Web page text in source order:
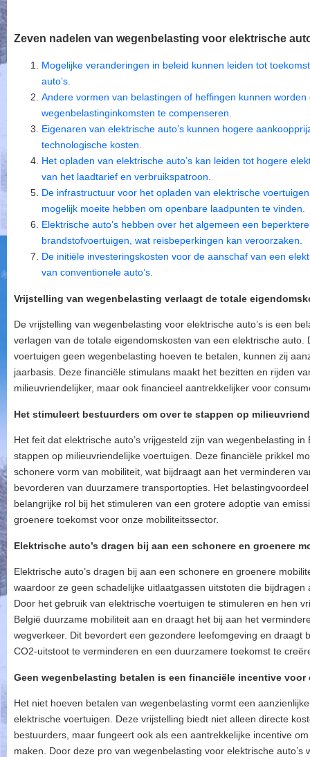
Zeven nadelen van wegenbelasting voor elektrische
Mogelijke veranderingen in beleid kunnen leiden tot
auto’s.
Andere vormen van belastingen of heffingen kunnen
wegenbelastinginkomsten te compenseren.
Eigenaren van elektrische auto’s kunnen hogere
technologische kosten.
Het opladen van elektrische auto’s kan leiden tot hogere
van het laadtarief en verbruikspatroon.
De infrastructuur voor het opladen van elektrische
mogelijk moeite hebben om openbare laadpunten te vinden.
Elektrische auto’s hebben over het algemeen een
brandstofvoertuigen, wat reisbeperkingen kan veroorzaken.
De initiële investeringskosten voor de aanschaf van een
van conventionele auto’s.
Vrijstelling van wegenbelasting verlaagt de totale
De vrijstelling van wegenbelasting voor elektrische auto’s is een
verlagen van de totale eigendomskosten van een elektrische auto.
voertuigen geen wegenbelasting hoeven te betalen, kunnen zij
jaarbasis. Deze financiële stimulans maakt het bezitten en rijden
milieuvriendelijker, maar ook financieel aantrekkelijker voor
Het stimuleert bestuurders om over te stappen op
Het feit dat elektrische auto’s vrijgesteld zijn van wegenbelasting
stappen op milieuvriendelijke voertuigen. Deze financiële prikkel
schonere vorm van mobiliteit, wat bijdraagt aan het verminderen
bevorderen van duurzamere transportopties. Het
belangrijke rol bij het stimuleren van een grotere adoptie van
groenere toekomst voor onze mobiliteitssector.
Elektrische auto’s dragen bij aan een schonere en groenere
Elektrische auto’s dragen bij aan een schonere en groenere
waardoor ze geen schadelijke uitlaatgassen uitstoten die
Door het gebruik van elektrische voertuigen te stimuleren en hen
België duurzame mobiliteit aan en draagt het bij aan het
wegverkeer. Dit bevordert een gezondere leefomgeving en draagt
CO2-uitstoot te verminderen en een duurzamere toekomst te
Geen wegenbelasting betalen is een financiële incentive
Het niet hoeven betalen van wegenbelasting vormt een
elektrische voertuigen. Deze vrijstelling biedt niet alleen directe
bestuurders, maar fungeert ook als een aantrekkelijke incentive
maken. Door deze pro van wegenbelasting voor elektrische